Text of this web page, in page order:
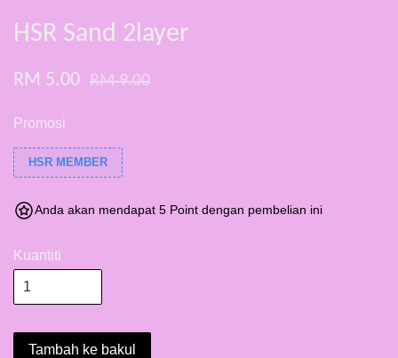
HSR Sand 2layer
RM 5.00 RM 9.00
Promosi
HSR MEMBER
Anda akan mendapat 5 Point dengan pembelian ini
Kuantiti
Tambah ke bakul